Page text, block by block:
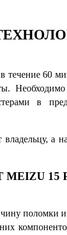
60
Необходимо
в
а
15
поломки